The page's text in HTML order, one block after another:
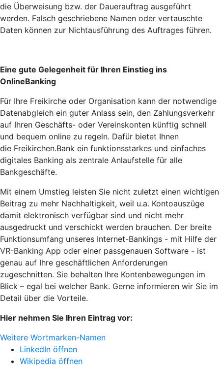
die Überweisung bzw. der Dauerauftrag ausgeführt
werden. Falsch geschriebene Namen oder vertauschte
Daten können zur Nichtausführung des Auftrages führen.
Eine gute Gelegenheit für Ihren Einstieg ins
OnlineBanking
Für Ihre Freikirche oder Organisation kann der notwendige
Datenabgleich ein guter Anlass sein, den Zahlungsverkehr
auf Ihren Geschäfts- oder Vereinskonten künftig schnell
und bequem online zu regeln. Dafür bietet Ihnen
die Freikirchen.Bank ein funktionsstarkes und einfaches
digitales Banking als zentrale Anlaufstelle für alle
Bankgeschäfte.
Mit einem Umstieg leisten Sie nicht zuletzt einen wichtigen
Beitrag zu mehr Nachhaltigkeit, weil u.a. Kontoauszüge
damit elektronisch verfügbar sind und nicht mehr
ausgedruckt und verschickt werden brauchen. Der breite
Funktionsumfang unseres Internet-Bankings - mit Hilfe der
VR-Banking App oder einer passgenauen Software - ist
genau auf Ihre geschäftlichen Anforderungen
zugeschnitten. Sie behalten Ihre Kontenbewegungen im
Blick – egal bei welcher Bank. Gerne informieren wir Sie im
Detail über die Vorteile.
Hier nehmen Sie Ihren Eintrag vor:
Weitere Wortmarken-Namen
LinkedIn öffnen
Wikipedia öffnen